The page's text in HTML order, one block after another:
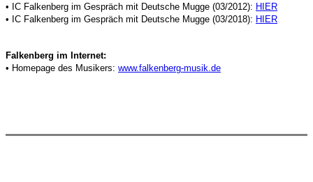
• IC Falkenberg im Gespräch mit Deutsche Mugge (03/2012): HIER
• IC Falkenberg im Gespräch mit Deutsche Mugge (03/2018): HIER
Falkenberg im Internet:
• Homepage des Musikers: www.falkenberg-musik.de